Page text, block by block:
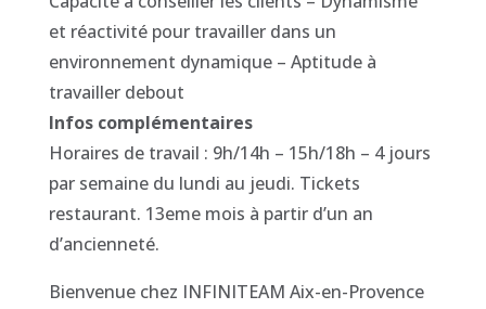
et réactivité pour travailler dans un
environnement dynamique – Aptitude à
travailler debout
Infos complémentaires
Horaires de travail : 9h/14h – 15h/18h – 4 jours
par semaine du lundi au jeudi. Tickets
restaurant. 13eme mois à partir d’un an
d’ancienneté.
Bienvenue chez INFINITEAM Aix-en-Provence